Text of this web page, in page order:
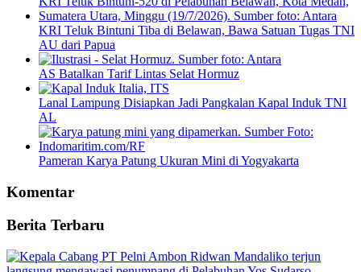
KRI Teluk Bintuni Tiba di Belawan, Bawa Satuan Tugas TNI
AU dari Papua
AS Batalkan Tarif Lintas Selat Hormuz
Lanal Lampung Disiapkan Jadi Pangkalan Kapal Induk TNI
AL
Pameran Karya Patung Ukuran Mini di Yogyakarta
Komentar
Berita Terbaru